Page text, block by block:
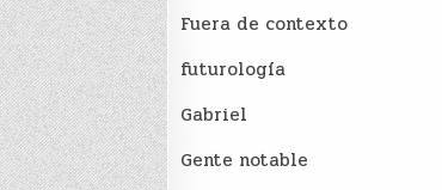
Fuera de contexto
futurología
Gabriel
Gente notable